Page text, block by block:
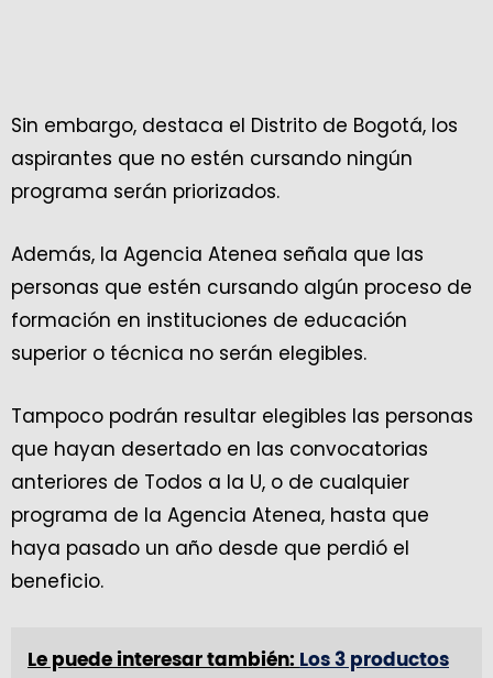
Sin embargo, destaca el Distrito de Bogotá, los
aspirantes que no estén cursando ningún
programa serán priorizados.
Además, la Agencia Atenea señala que las
personas que estén cursando algún proceso de
formación en instituciones de educación
superior o técnica no serán elegibles.
Tampoco podrán resultar elegibles las personas
que hayan desertado en las convocatorias
anteriores de Todos a la U, o de cualquier
programa de la Agencia Atenea, hasta que
haya pasado un año desde que perdió el
beneficio.
Le puede interesar también: Los 3 productos